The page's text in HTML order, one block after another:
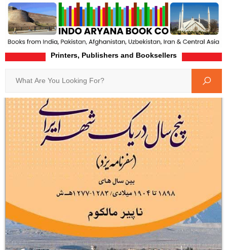
Printers, Publishers and Booksellers